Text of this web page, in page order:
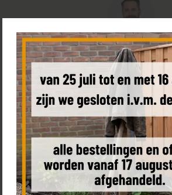
Hulp nodig bij het bestellen van
Bel +31 85 0187 599 , plan een (video) call
deshowroom
Bestel een sample